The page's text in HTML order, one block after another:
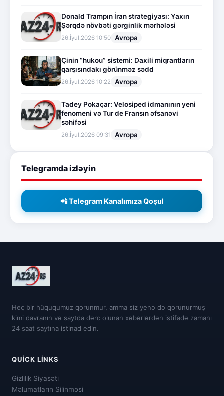
Donald Trampın İran strategiyası: Yaxın
Şərqdə növbəti gərginlik mərhələsi
26.İyul.2026 10:50 Avropa
Çinin “hukou” sistemi: Daxili miqrantların
qarşısındakı görünməz sədd
26.İyul.2026 10:22 Avropa
Tadey Pokaçar: Velosiped idmanının yeni
fenomeni və Tur de Fransın əfsanəvi
səhifəsi
26.İyul.2026 09:31 Avropa
Telegramda izləyin
📲 Telegram Kanalımıza Qoşul
Heç bir hüququmuz qorunmur, amma siz yenə də qorunurmuş
kimi davranın və saytda dərc olunan xəbərlərdən istifadə zamanı
24 saat saytına istinad edin.
QUICK LINKS
Gizlilik Siyasəti
Məlumatların Silinməsi